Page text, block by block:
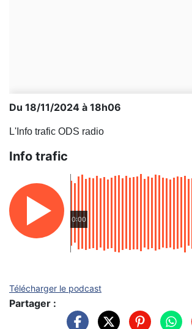
Du 18/11/2024 à 18h06
L'Info trafic ODS radio
Info trafic
0:00
Télécharger le podcast
Partager :